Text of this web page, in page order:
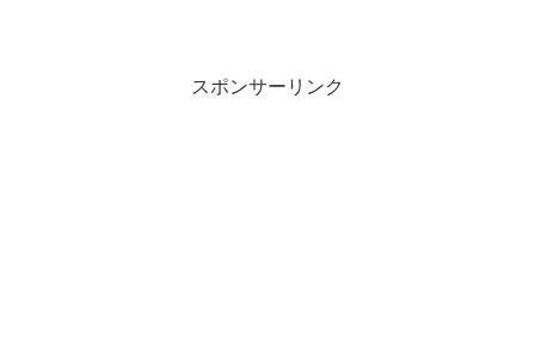
スポンサーリンク